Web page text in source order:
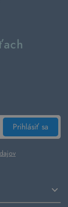
Prihlásiť sa